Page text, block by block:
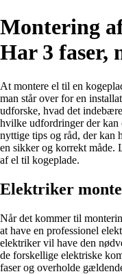
Montering
Har 3 faser,
At montere el til en
man står over for en
udforske, hvad det
hvilke udfordringer der
nyttige tips og råd, der kan
en sikker og korrekt måde.
af el til kogeplade.
Elektriker
Når det kommer til
at have en professionel
elektriker vil have den
de forskellige elektriske
faser og overholde